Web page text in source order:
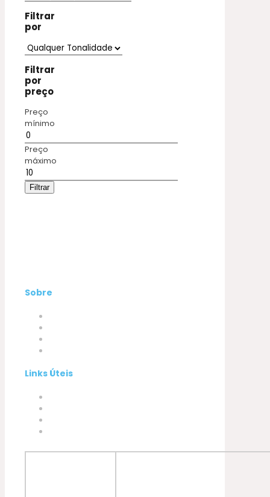
Filtrar
por
Filtrar
por
preço
Preço
mínimo
Preço
máximo
Filtrar
Sobre
Links Úteis